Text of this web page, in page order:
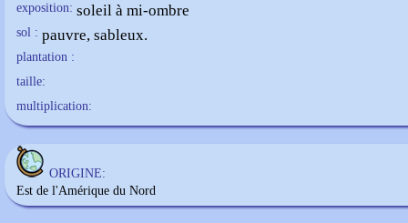
exposition: soleil à mi-ombre
sol : pauvre, sableux.
plantation :
taille:
multiplication:
ORIGINE:
Est de l'Amérique du Nord